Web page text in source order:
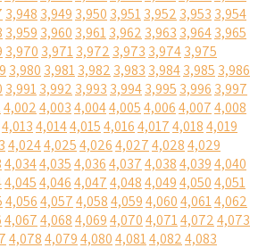
3,948 3,949 3,950 3,9513,952 3,953 3,954
3,959 3,960 3,9613,962 3,963 3,9643,965
3,970 3,9713,972 3,973 3,9743,975
3,980 3,9813,982 3,983 3,9843,985 3,986
3,9913,992 3,993 3,9943,995 3,996 3,997
4,0024,0034,0044,0054,0064,0074,008
4,0134,0144,0154,0164,0174,0184,019
4,0244,0254,0264,0274,0284,029
4,0344,0354,0364,0374,0384,0394,040
4,0454,0464,0474,0484,0494,0504,051
4,0564,0574,0584,0594,0604,0614,062
4,0674,0684,0694,0704,0714,0724,073
4,0784,0794,0804,0814,0824,083